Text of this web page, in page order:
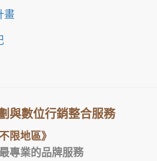
畫
與數位行銷整合服務
限地區》
專業的品牌服務